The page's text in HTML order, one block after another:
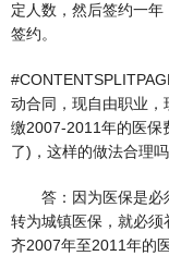
定人数，然后签约一
签约。
动合同，现自由职业
缴2007-2011年的医保
了)，这样的做法合理吗
答：因为医保是必
转为城镇医保，就必
齐2007年至2011年的